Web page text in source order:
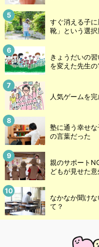
すぐ消える子
靴」という選択
きょうだいの
を変えた先生
人気ゲームを
塾に通う幸せ
の言葉だった
親のサポート
どもが見せた
なかなか聞け
て？